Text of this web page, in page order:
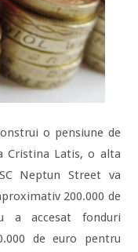
o pensiune de
Cristina Latis, o alta
Neptun Street va
200.000 de
a accesat fonduri
de euro pentru